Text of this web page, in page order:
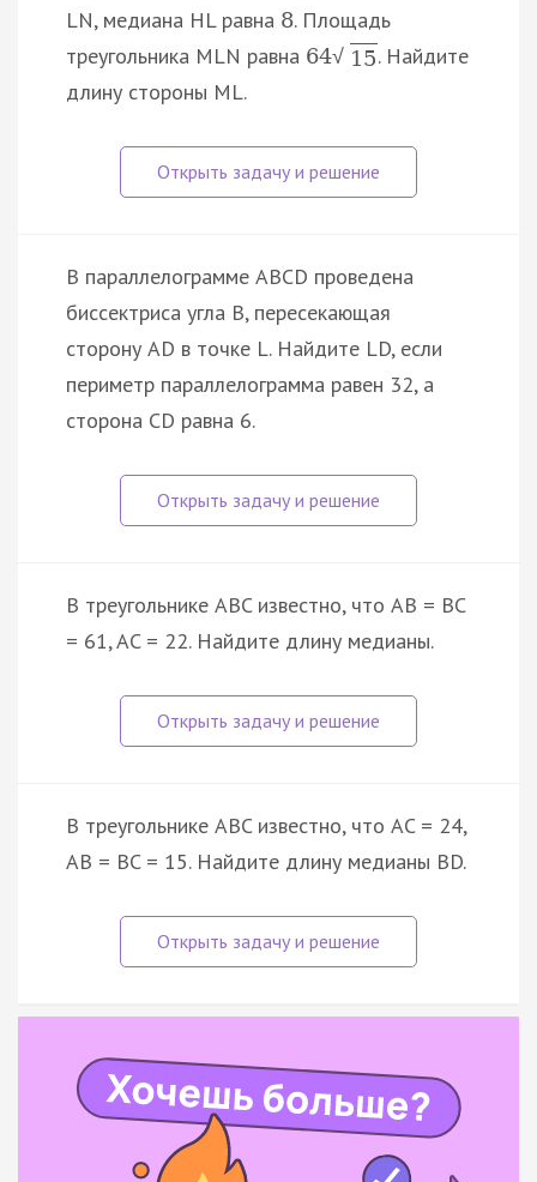
LN, медиана HL равна 8. Площадь
треугольника MLN равна 64√ 15. Найдите
длину стороны ML.
В параллелограмме ABCD проведена
биссектриса угла B, пересекающая
сторону AD в точке L. Найдите LD, если
периметр параллелограмма равен 32, а
сторона CD равна 6.
В треугольнике ABC известно, что AB = BC
= 61, AC = 22. Найдите длину медианы.
В треугольнике ABC известно, что AC = 24,
AB = BC = 15. Найдите длину медианы BD.